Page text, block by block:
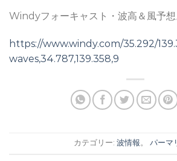
Windyフォーキャスト・波高＆風予想
https://www.windy.com/35.292/
waves,34.787,139.358,9
カテゴリー: 波情報 。 パーマ